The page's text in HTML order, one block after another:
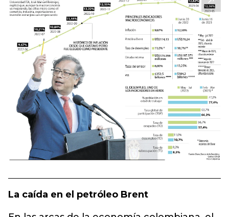
La caída en el petróleo Brent